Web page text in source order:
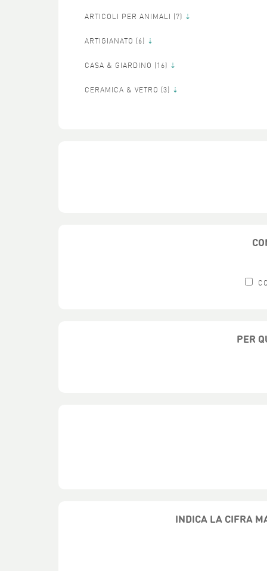
ARTICOLI PER ANIMALI ( 7)
ARTIGIANATO ( 6)
CASA & GIARDINO ( 16)
CERAMICA & VETRO ( 3)
PER
INDICA LA CIFRA